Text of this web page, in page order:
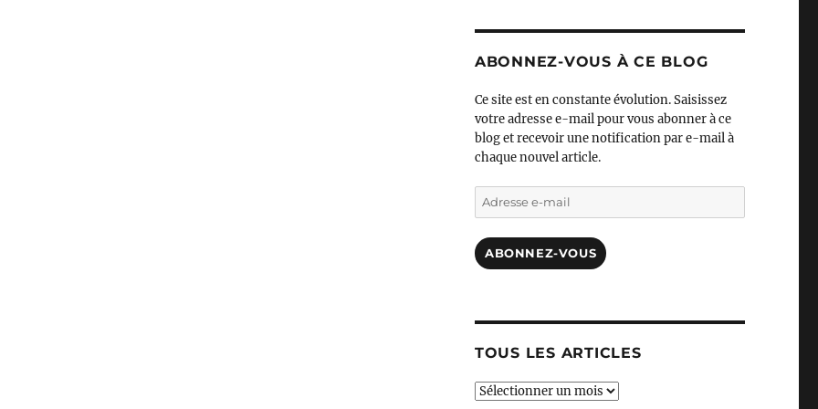
ABONNEZ-VOUS À CE BLOG
Ce site est en constante évolution. Saisissez
votre adresse e-mail pour vous abonner à ce
blog et recevoir une notification par e-mail à
chaque nouvel article.
Adresse
e-
ABONNEZ-VOUS
TOUS LES ARTICLES
TOUS